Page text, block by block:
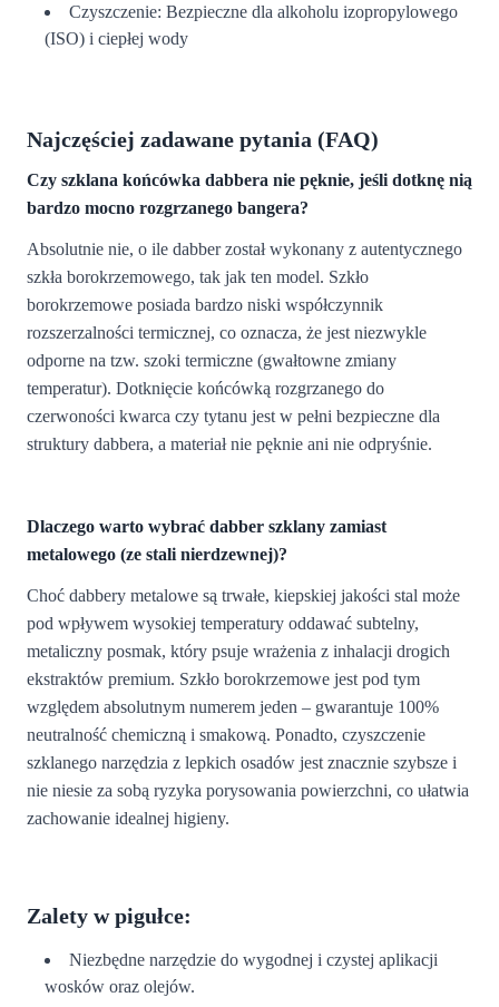
Czyszczenie: Bezpieczne dla alkoholu izopropylowego
(ISO) i ciepłej wody
Najczęściej zadawane pytania (FAQ)
Czy szklana końcówka dabbera nie pęknie, jeśli dotknę nią
bardzo mocno rozgrzanego bangera?
Absolutnie nie, o ile dabber został wykonany z autentycznego
szkła borokrzemowego, tak jak ten model. Szkło
borokrzemowe posiada bardzo niski współczynnik
rozszerzalności termicznej, co oznacza, że jest niezwykle
odporne na tzw. szoki termiczne (gwałtowne zmiany
temperatur). Dotknięcie końcówką rozgrzanego do
czerwoności kwarca czy tytanu jest w pełni bezpieczne dla
struktury dabbera, a materiał nie pęknie ani nie odpryśnie.
Dlaczego warto wybrać dabber szklany zamiast
metalowego (ze stali nierdzewnej)?
Choć dabbery metalowe są trwałe, kiepskiej jakości stal może
pod wpływem wysokiej temperatury oddawać subtelny,
metaliczny posmak, który psuje wrażenia z inhalacji drogich
ekstraktów premium. Szkło borokrzemowe jest pod tym
względem absolutnym numerem jeden – gwarantuje 100%
neutralność chemiczną i smakową. Ponadto, czyszczenie
szklanego narzędzia z lepkich osadów jest znacznie szybsze i
nie niesie za sobą ryzyka porysowania powierzchni, co ułatwia
zachowanie idealnej higieny.
Zalety w pigułce:
Niezbędne narzędzie do wygodnej i czystej aplikacji
wosków oraz olejów.